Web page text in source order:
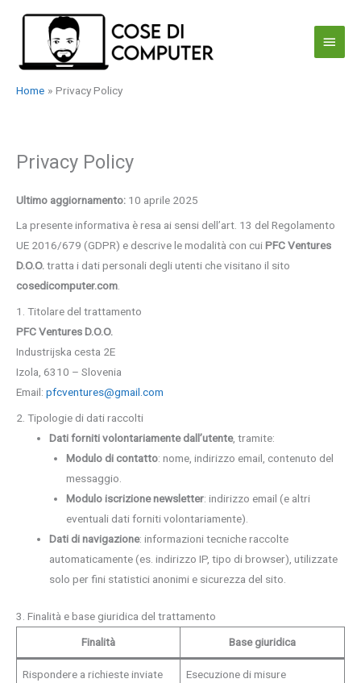
Menu
Home Privacy Policy
Privacy Policy
Ultimo aggiornamento: 10 aprile 2025
La presente informativa è resa ai sensi dell’art. 13 del Regolamento
UE 2016/679 (GDPR) e descrive le modalità con cuiPFC Ventures
D.O.O.tratta i dati personali degli utenti che visitano il sito
cosedicomputer.com.
1. Titolare del trattamento
PFC Ventures D.O.O.
Industrijska cesta 2E
Izola, 6310 – Slovenia
Email: pfcventures@gmail.com
2. Tipologie di dati raccolti
Dati forniti volontariamente dall’utente, tramite:
Modulo di contatto: nome, indirizzo email, contenuto del
messaggio.
Modulo iscrizione newsletter: indirizzo email (e altri
eventuali dati forniti volontariamente).
Dati di navigazione: informazioni tecniche raccolte
automaticamente (es. indirizzo IP, tipo di browser), utilizzate
solo per fini statistici anonimi e sicurezza del sito.
3. Finalità e base giuridica del trattamento
Finalità
Base giuridica
Rispondere a richieste inviate
Esecuzione di misure